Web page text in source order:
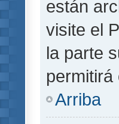
están
visite el
la parte
Arriba